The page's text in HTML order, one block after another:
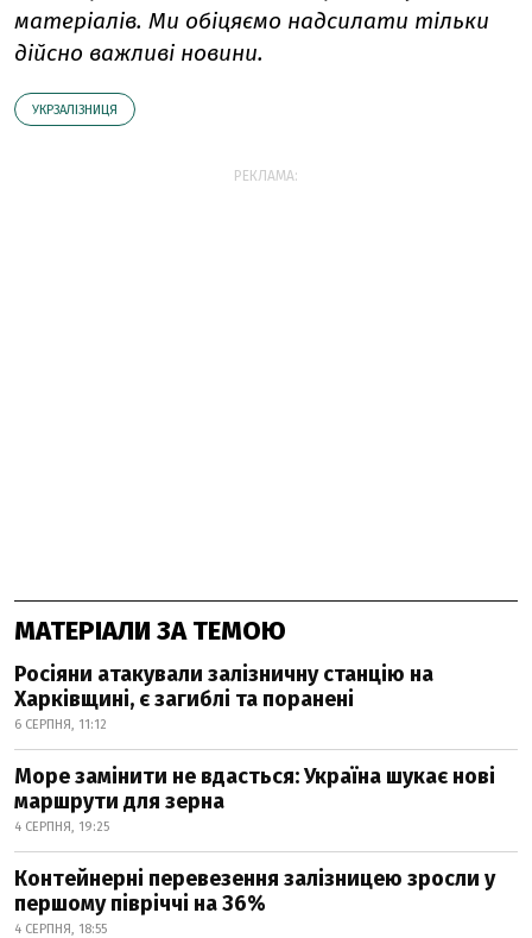
матеріалів. Ми обіцяємо надсилати тільки
дійсно важливі новини.
УКРЗАЛІЗНИЦЯ
РЕКЛАМА:
МАТЕРІАЛИ ЗА ТЕМОЮ
Росіяни атакували залізничну станцію на
Харківщині, є загиблі та поранені
6 СЕРПНЯ, 11:12
Море замінити не вдасться: Україна шукає нові
маршрути для зерна
4 СЕРПНЯ, 19:25
Контейнерні перевезення залізницею зросли у
першому півріччі на 36%
4 СЕРПНЯ, 18:55